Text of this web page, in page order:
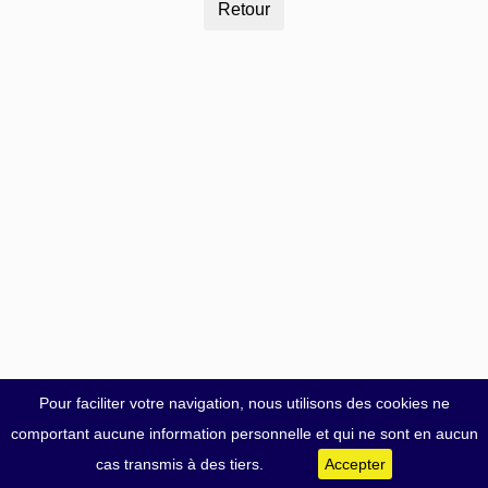
Pour faciliter votre navigation, nous utilisons des cookies ne
comportant aucune information personnelle et qui ne sont en aucun
cas transmis à des tiers.
Accepter